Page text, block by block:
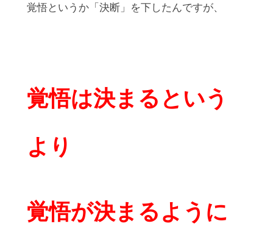
覚悟というか「決断」を下したんですが、
覚悟は決まるという
より
覚悟が決まるように